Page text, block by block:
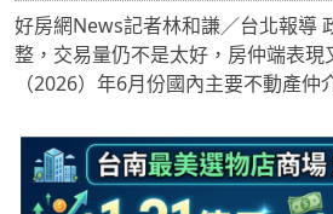
好房網News記者林和謙／台北報導
整，交易量仍不是太好，房仲端表現
（2026）年6月份國內主要不動產
經院產經資料庫總監暨APIAA院士劉
5月減少一個周休二日，以及端午連
程，甚至受到梅雨季與颱風外圍環流